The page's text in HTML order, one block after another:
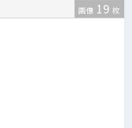
画像 19 枚